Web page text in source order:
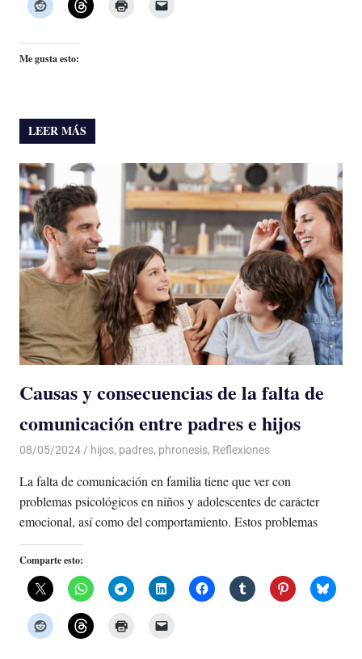
Me gusta esto:
LEER MÁS
Causas y consecuencias de la falta de
comunicación entre padres e hijos
08/05/2024 De todo un Poco
hijos, padres, phronesis, Reflexiones
La falta de comunicación en familia tiene que ver con
problemas psicológicos en niños y adolescentes de carácter
emocional, así como del comportamiento. Estos problemas
Comparte esto: